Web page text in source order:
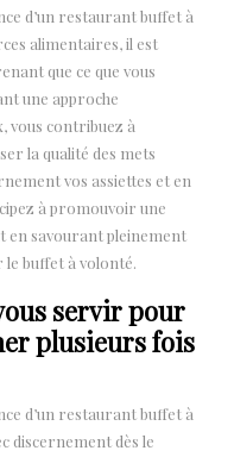
d’un restaurant buffet à
alimentaires, il est
que ce que vous
une approche
vous contribuez à
la qualité des mets
vos assiettes et en
à promouvoir une
en savourant pleinement
buffet à volonté.
servir pour
plusieurs fois
d’un restaurant buffet à
discernement dès le